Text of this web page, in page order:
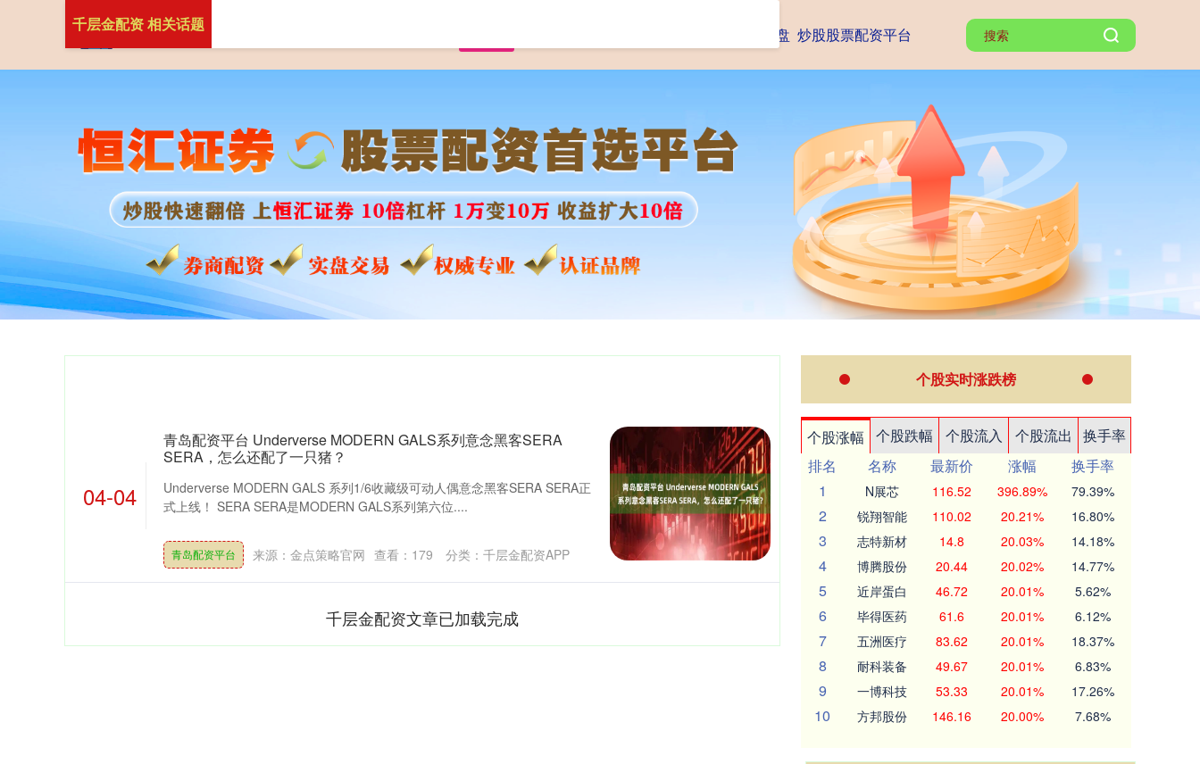
股票配资大盘 炒股股票配资平台
千层金配资 相关话题
04-04
青岛配资平台 Underverse MODERN GALS系列意念黑客SERA
SERA，怎么还配了一只猪？
Underverse MODERN GALS 系列1/6收藏级可动人偶意念黑客SERA SERA正
式上线！ SERA SERA是MODERN GALS系列第六位....
青岛配资平台 来源：金点策略官网 查看： 179 分类： 千层金配资APP
千层金配资文章已加载完成
个股实时涨跌榜
个股涨幅 个股跌幅 个股流入 个股流出
换手率
排名
名称 最新价 涨幅
换手率
1
N展芯 116.52 396.89% 79.39%
2 锐翔智能 110.02 20.21% 16.80%
3 志特新材 14.8 20.03% 14.18%
4 博腾股份 20.44 20.02% 14.77%
5 近岸蛋白 46.72 20.01% 5.62%
6 毕得医药 61.6 20.01% 6.12%
7 五洲医疗 83.62 20.01% 18.37%
8 耐科装备 49.67 20.01% 6.83%
9 一博科技 53.33 20.01% 17.26%
10 方邦股份 146.16 20.00% 7.68%